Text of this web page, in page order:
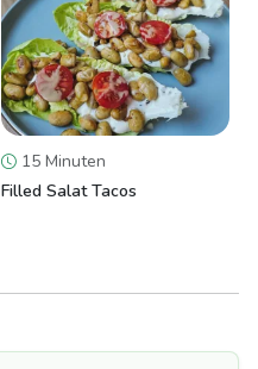
15 Minuten
Filled Salat Tacos